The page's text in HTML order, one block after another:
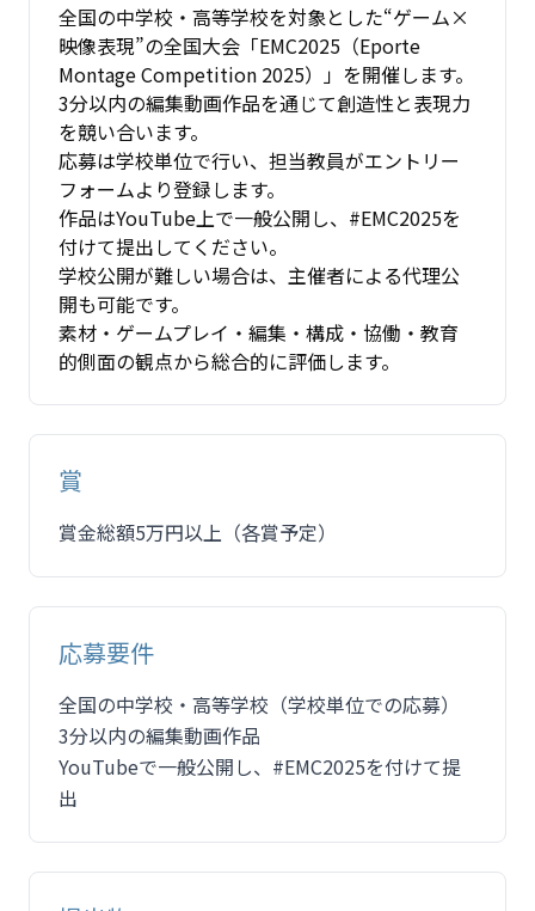
全国の中学校・高等学校を対象とした“ゲーム×
映像表現”の全国大会「EMC2025（Eporte
Montage Competition 2025）」を開催します。
3分以内の編集動画作品を通じて創造性と表現力
を競い合います。
応募は学校単位で行い、担当教員がエントリー
フォームより登録します。
作品はYouTube上で一般公開し、#EMC2025を
付けて提出してください。
学校公開が難しい場合は、主催者による代理公
開も可能です。
素材・ゲームプレイ・編集・構成・協働・教育
的側面の観点から総合的に評価します。
賞
賞金総額5万円以上（各賞予定）
応募要件
全国の中学校・高等学校（学校単位での応募）
3分以内の編集動画作品
YouTubeで一般公開し、#EMC2025を付けて提
出